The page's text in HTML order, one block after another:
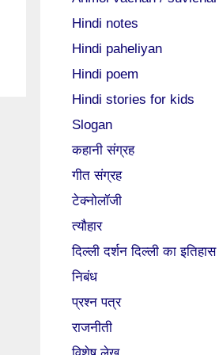
Hindi notes
Hindi paheliyan
Hindi poem
Hindi stories for kids
Slogan
कहानी संग्रह
गीत संग्रह
टेक्नोलॉजी
त्यौहार
दिल्ली दर्शन दिल्ली का इतिहास
निबंध
प्रश्न पत्र
राजनीती